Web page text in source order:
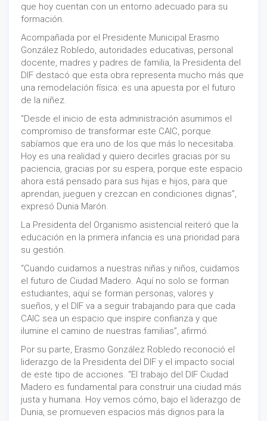
que hoy cuentan con un entorno adecuado para su
formación.
Acompañada por el Presidente Municipal Erasmo
González Robledo, autoridades educativas, personal
docente, madres y padres de familia, la Presidenta del
DIF destacó que esta obra representa mucho más que
una remodelación física: es una apuesta por el futuro
de la niñez.
“Desde el inicio de esta administración asumimos el
compromiso de transformar este CAIC, porque
sabíamos que era uno de los que más lo necesitaba.
Hoy es una realidad y quiero decirles gracias por su
paciencia, gracias por su espera, porque este espacio
ahora está pensado para sus hijas e hijos, para que
aprendan, jueguen y crezcan en condiciones dignas”,
expresó Dunia Marón.
La Presidenta del Organismo asistencial reiteró que la
educación en la primera infancia es una prioridad para
su gestión.
“Cuando cuidamos a nuestras niñas y niños, cuidamos
el futuro de Ciudad Madero. Aquí no solo se forman
estudiantes, aquí se forman personas, valores y
sueños, y el DIF va a seguir trabajando para que cada
CAIC sea un espacio que inspire confianza y que
ilumine el camino de nuestras familias”, afirmó.
Por su parte, Erasmo González Robledo reconoció el
liderazgo de la Presidenta del DIF y el impacto social
de este tipo de acciones. “El trabajo del DIF Ciudad
Madero es fundamental para construir una ciudad más
justa y humana. Hoy vemos cómo, bajo el liderazgo de
Dunia, se promueven espacios más dignos para la